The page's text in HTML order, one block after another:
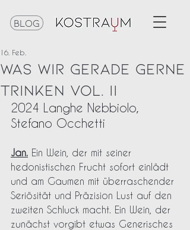
Blog
Was wir gerade gerne
trinken Vol. II
16. Feb.
2024 Langhe Nebbiolo,
Stefano Occhetti
Jan. Ein Wein, der mit seiner
hedonistischen Frucht sofort einlädt
und am Gaumen mit überraschender
Seriösität und Präzision Lust auf den
zweiten Schluck macht. Ein Wein, der
zunächst vorgibt etwas Generisches